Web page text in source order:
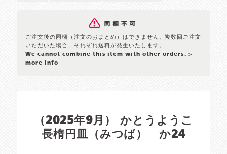
ご注文後の同梱（注文のおまとめ）はできません。複数回ご注文
いただいた場合、それぞれ送料が発生いたします。
We cannot combine this item with other orders. >
more info
（2025年9月） かとうようこ
長楕円皿（みつば） か24